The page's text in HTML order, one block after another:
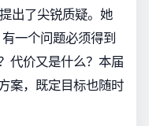
出了尖锐质疑。她
一个问题必须得到
代价又是什么？本届
案，既定目标也随时